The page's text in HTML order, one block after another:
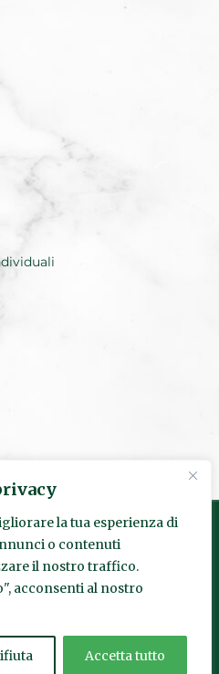
la tua esperienza di
o contenuti
il nostro traffico.
acconsenti al nostro
Accetta tutto
Via Pietro Fumaroli, 24 00155
SDI: SUBM70N | Numero
Everest Innovation